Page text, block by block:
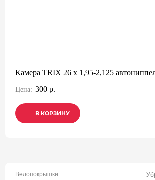
Камера TRIX 26 x 1,95-2,125
Цена: 300 р.
В КОРЗИНУ
В КОРЗИНУ
В КОРЗИНУ
Велопокрышки